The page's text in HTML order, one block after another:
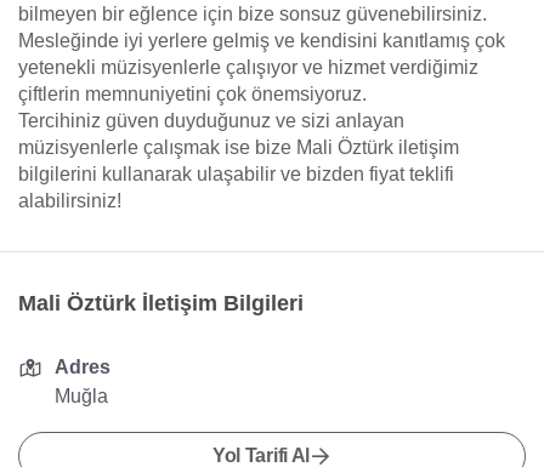
bilmeyen bir eğlence için bize sonsuz güvenebilirsiniz.
Mesleğinde iyi yerlere gelmiş ve kendisini kanıtlamış çok
yetenekli müzisyenlerle çalışıyor ve hizmet verdiğimiz
çiftlerin memnuniyetini çok önemsiyoruz.
Tercihiniz güven duyduğunuz ve sizi anlayan
müzisyenlerle çalışmak ise bize Mali Öztürk iletişim
bilgilerini kullanarak ulaşabilir ve bizden fiyat teklifi
alabilirsiniz!
Mali Öztürk İletişim Bilgileri
Adres
Muğla
Yol Tarifi Al